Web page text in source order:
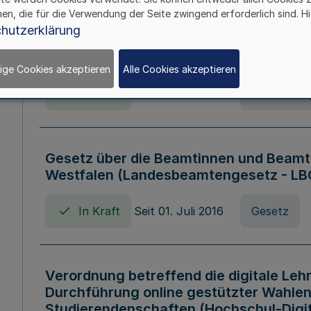
Verordnung über die
Nordrhein-Westfalen
Gesetz über die Beamtinnen und
Westfalen (Landesbeamtengesetz -
In Kraft Seit 01. Juli 2016 Gesetz
Verordnung betreffend die digitale
Durchführung online gestützter
die für die Verwendung der Seite zwingend erforderlich sind.
Cookies akzeptieren Alle Cookies akzeptieren